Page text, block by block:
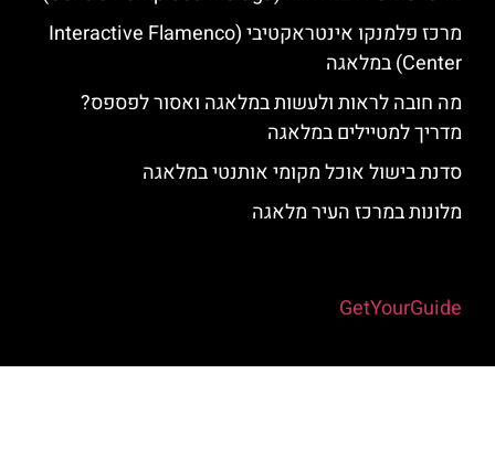
מרכז פלמנקו אינטראקטיבי (Interactive Flamenco
Center) במלאגה
מה חובה לראות ולעשות במלאגה ואסור לפספס?
מדריך למטיילים במלאגה
סדנת בישול אוכל מקומי אותנטי במלאגה
מלונות במרכז העיר מלאגה
GetYourGuide